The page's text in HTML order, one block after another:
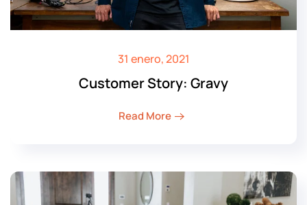
31 enero, 2021
Customer Story: Gravy
Read More